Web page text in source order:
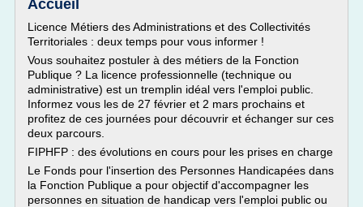
Accueil
Licence Métiers des Administrations et des Collectivités
Territoriales : deux temps pour vous informer !
Vous souhaitez postuler à des métiers de la Fonction
Publique ? La licence professionnelle (technique ou
administrative) est un tremplin idéal vers l'emploi public.
Informez vous les de 27 février et 2 mars prochains et
profitez de ces journées pour découvrir et échanger sur ces
deux parcours.
FIPHFP : des évolutions en cours pour les prises en charge
Le Fonds pour l'insertion des Personnes Handicapées dans
la Fonction Publique a pour objectif d'accompagner les
personnes en situation de handicap vers l'emploi public ou